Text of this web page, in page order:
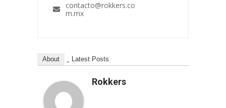
contacto@rokkers.co
m.mx
About Latest Posts
Rokkers